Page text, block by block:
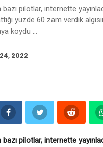
bazı pilotlar, internette
yüzde 60 zam verdik
koydu …
2022
bazı pilotlar, internette